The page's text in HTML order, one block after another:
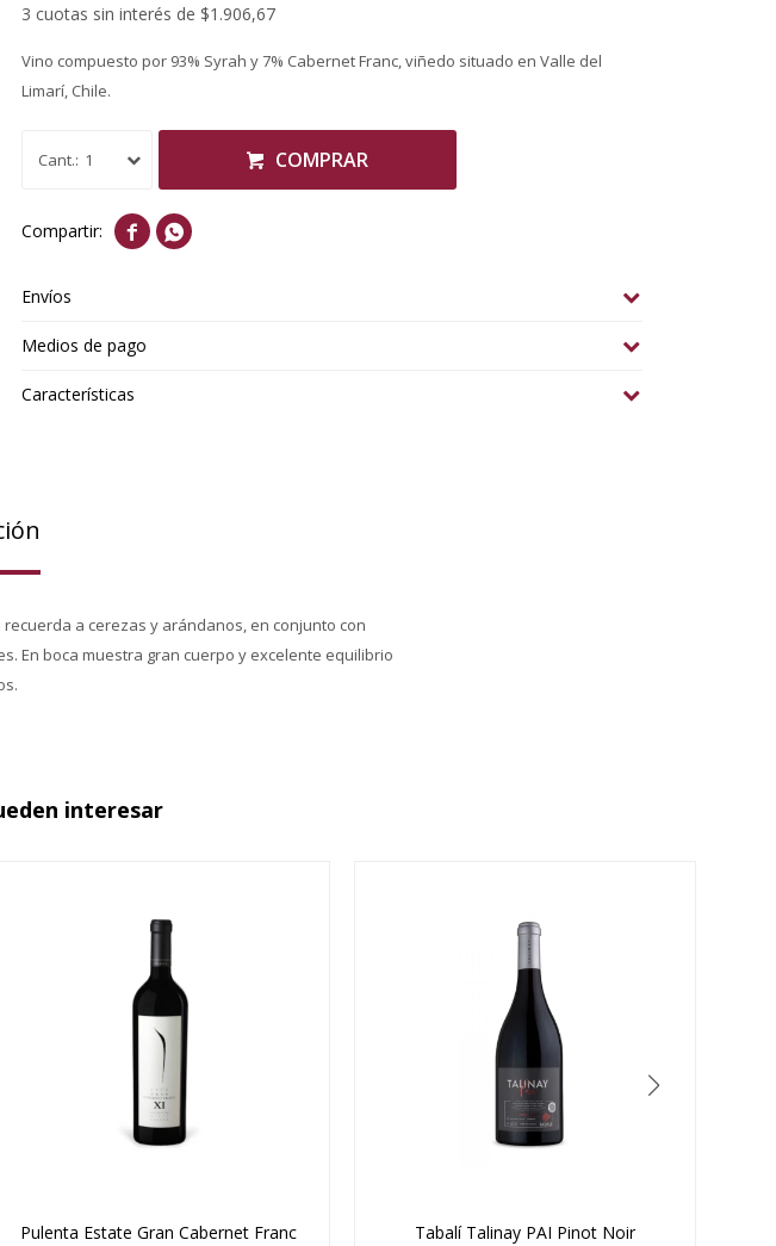
3 cuotas sin interés de $1.906,67
Vino compuesto por 93% Syrah y 7% Cabernet Franc, viñedo situado en Valle del
Limarí, Chile.
1 COMPRAR
 
Envíos
Medios de pago
Características
a cerezas y arándanos, en conjunto con
En boca muestra gran cuerpo y excelente equilibrio
interesar
Pulenta Estate Gran Cabernet Franc Tabalí Talinay PAI Pinot Noir